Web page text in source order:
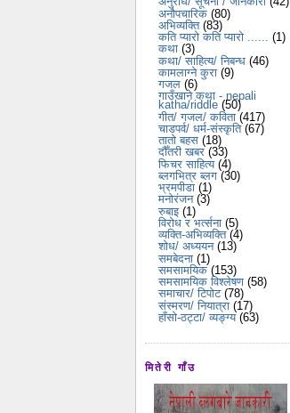
अनौपचारिक (80)
अभिव्यक्ति (83)
कति प्यारो कति प्यारो ...... (1)
कथा (3)
कथा/ साहित्य/ निबन्ध (46)
कामलाग्ने कुरा (9)
गजल (6)
गाउँखाने कथा - nepali
katha/riddle (50)
गीत/ गजल/ कविता (417)
चाडपर्व/ धर्म-संस्कृति (67)
तातो बहस (18)
दौँतरी खबर (33)
फिचर साहित्य (4)
ब्लगभित्र ब्लग (30)
भ्रमपीडा (1)
मनोरंजन (3)
रुबाइ (1)
विरोध र भर्त्सना (5)
व्यक्ति-अभिव्यक्ति (4)
शोध/ अध्ययन (13)
समबेदना (1)
समसामयिक (153)
समसामयिक विश्लेषण (58)
समाचार/ टिपोट (78)
संस्मरण/ नियात्रा (17)
हाँसो-ठट्टा/ व्यङ्ग्य (63)
मितेरी गाँउ